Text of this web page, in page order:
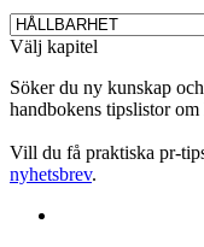
Välj kapitel
Söker du ny kunskap
handbokens tipslistor om
Vill du få praktiska pr-
nyhetsbrev.